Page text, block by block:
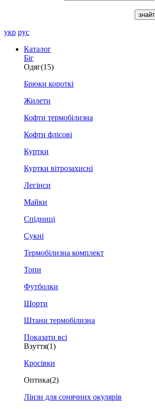
укр рус
Каталог
Біг
Одяг(15)
Брюки короткі
Жилети
Кофти термобілизна
Кофти флісові
Куртки
Куртки вітрозахисні
Легінси
Майки
Спідниці
Сукні
Термобілизна комплект
Топи
Футболки
Шорти
Штани термобілизна
Показати всі
Взуття(1)
Кросівки
Оптика(2)
Лінзи для сонячних окулярів